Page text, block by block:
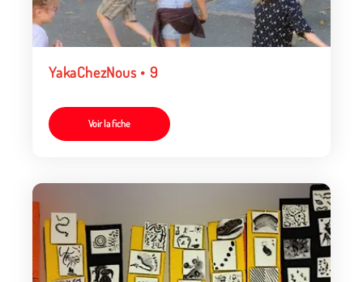
YakaChezNous • 9
Voir la fiche